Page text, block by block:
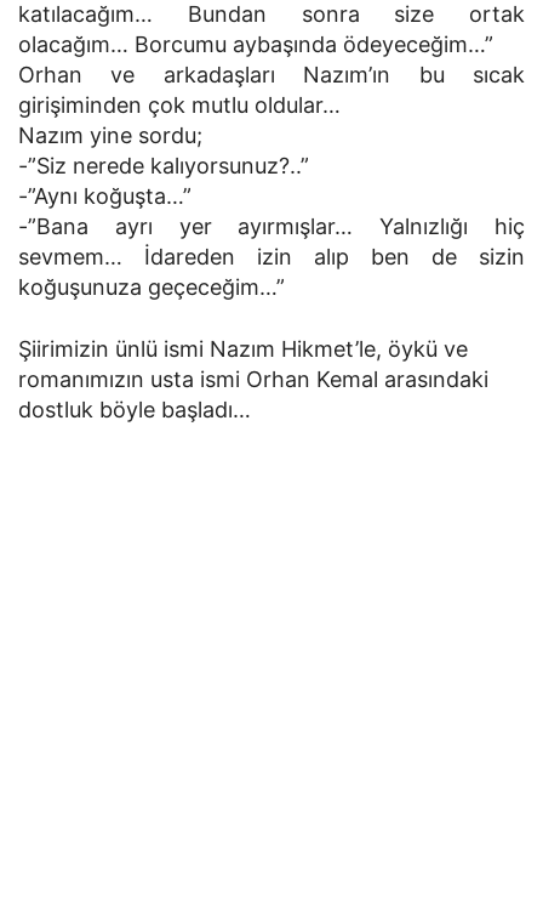
katılacağım… Bundan sonra size ortak
olacağım… Borcumu aybaşında ödeyeceğim…”
Orhan ve arkadaşları Nazım’ın bu sıcak
girişiminden çok mutlu oldular…
Nazım yine sordu;
-”Siz nerede kalıyorsunuz?..”
-”Aynı koğuşta…”
-”Bana ayrı yer ayırmışlar… Yalnızlığı hiç
sevmem… İdareden izin alıp ben de sizin
koğuşunuza geçeceğim…”
Şiirimizin ünlü ismi Nazım Hikmet’le, öykü ve
romanımızın usta ismi Orhan Kemal arasındaki
dostluk böyle başladı…